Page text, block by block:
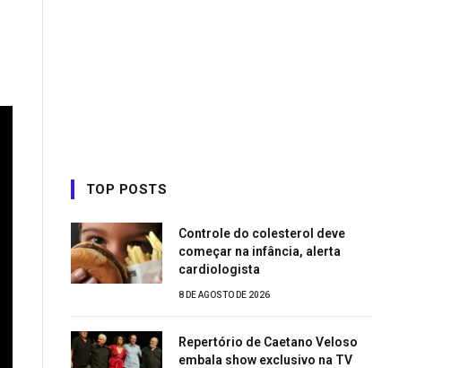
TOP POSTS
Controle do colesterol deve
começar na infância, alerta
cardiologista
8 DE AGOSTO DE 2026
Repertório de Caetano Veloso
embala show exclusivo na TV